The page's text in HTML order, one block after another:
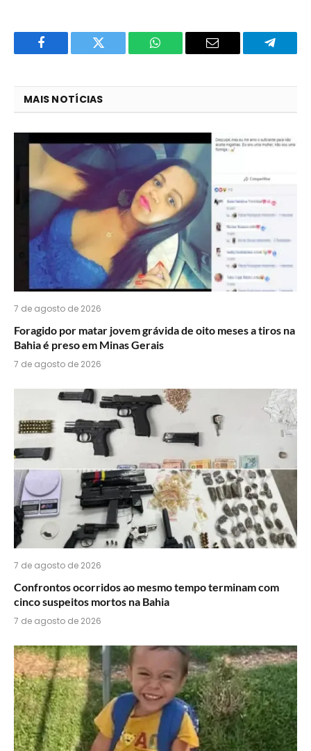
Facebook Twitter
O
do
WhatsApp?
E-
MAIS NOTÍCIAS
7 de agosto de 2026
Foragido por matar jovem grávida de oito meses a tiros na
Bahia é preso em Minas Gerais
7 de agosto de 2026
7 de agosto de 2026
Confrontos ocorridos ao mesmo tempo terminam com
cinco suspeitos mortos na Bahia
7 de agosto de 2026